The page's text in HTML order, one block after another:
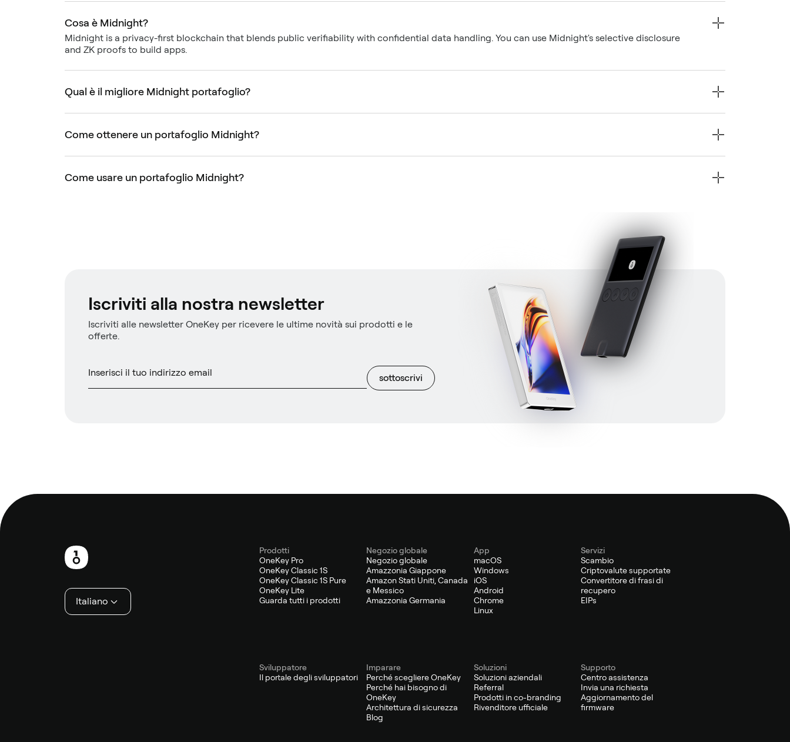
Cosa è Midnight?
Midnight is a privacy-first blockchain that blends public verifiability with confidential data handling. You can use Midnight's selective disclosure
and ZK proofs to build apps.
Qual è il migliore Midnight portafoglio?
Come ottenere un portafoglio Midnight?
Come usare un portafoglio Midnight?
Iscriviti alla nostra newsletter
Iscriviti alle newsletter OneKey per ricevere le ultime novità sui prodotti e le
offerte.
sottoscrivi
Italiano
Prodotti
OneKey Pro
OneKey Classic 1S
OneKey Classic 1S Pure
OneKey Lite
Guarda tutti i prodotti
Negozio globale
Negozio globale
Amazzonia Giappone
Amazon Stati Uniti, Canada
e Messico
Amazzonia Germania
App
macOS
Windows
iOS
Android
Chrome
Linux
Servizi
Scambio
Criptovalute supportate
Convertitore di frasi di
recupero
EIPs
Sviluppatore
Il portale degli sviluppatori
Imparare
Perché scegliere OneKey
Perché hai bisogno di
OneKey
Architettura di sicurezza
Blog
Soluzioni
Soluzioni aziendali
Referral
Prodotti in co-branding
Rivenditore ufficiale
Supporto
Centro assistenza
Invia una richiesta
Aggiornamento del
firmware